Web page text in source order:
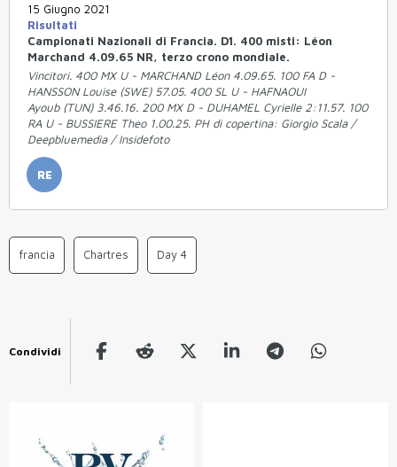
15 Giugno 2021
Risultati
Campionati Nazionali di Francia. D1. 400 misti: Léon
Marchand 4.09.65 NR, terzo crono mondiale.
Vincitori. 400 MX U - MARCHAND Léon 4.09.65. 100 FA D -
HANSSON Louise (SWE) 57.05. 400 SL U - HAFNAOUI
Ayoub (TUN) 3.46.16. 200 MX D - DUHAMEL Cyrielle 2:11.57. 100
RA U - BUSSIERE Theo 1.00.25. PH di copertina: Giorgio Scala /
Deepbluemedia / Insidefoto
RE
francia Chartres Day 4
Condividi